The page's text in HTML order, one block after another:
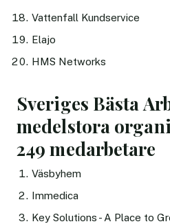
Vattenfall Kundservice
Elajo
HMS Networks
Sveriges Bästa
medelstora
249 medarbetare
Väsbyhem
Immedica
Key Solutions - A Place to